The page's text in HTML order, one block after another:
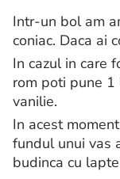
Intr-un bol am
coniac. Daca ai
In cazul in care
rom poti pune
vanilie.
In acest
fundul unui vas
budinca cu